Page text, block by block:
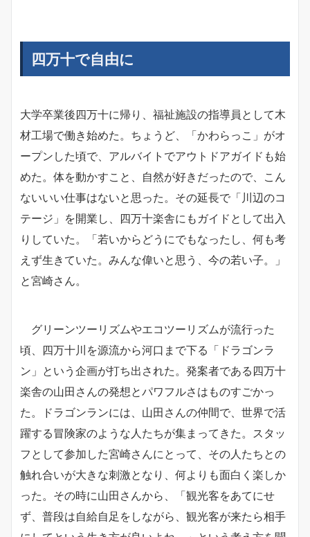
四万十で自由に
大学卒業後四万十に帰り、福祉施設の指導員として木
材工場で働き始めた。ちょうど、「かわらっこ」がオ
ープンした頃で、アルバイトでアウトドアガイドも始
めた。体を動かすこと、自然が好きだったので、こん
ないいい仕事はないと思った。その延長で「川辺のコ
テージ」を開業し、四万十楽舎にもガイドとして出入
りしていた。「若いからどうにでもなったし、何も考
えず生きていた。みんな偉いと思う、今の若い子。」
と宮崎さん。
グリーンツーリズムやエコツーリズムが流行った
頃、四万十川を源流から河口まで下る「ドラゴンラ
ン」という企画が打ち出された。発案者である四万十
楽舎の山田さんの発想とパワフルさはものすごかっ
た。ドラゴンランには、山田さんの仲間で、世界で活
躍する冒険家のような人たちが集まってきた。スタッ
フとして参加した宮崎さんにとって、その人たちとの
触れ合いが大きな刺激となり、何よりも面白く楽しか
った。その時に山田さんから、「観光客をあてにせ
ず、普段は自給自足をしながら、観光客が来たら相手